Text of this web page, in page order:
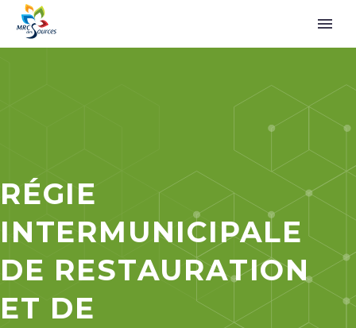
RÉGIE
INTERMUNICIPALE
DE RESTAURATION
ET DE